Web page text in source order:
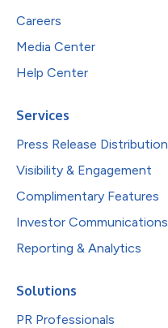
Careers
Media Center
Help Center
Services
Press Release Distribution
Visibility & Engagement
Complimentary Features
Investor Communications
Reporting & Analytics
Solutions
PR Professionals